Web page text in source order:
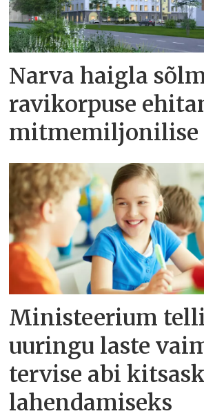
Narva haigla
ravikorpuse
mitmemiljonilise
Ministeerium
uuringu laste
tervise abi
lahendamiseks